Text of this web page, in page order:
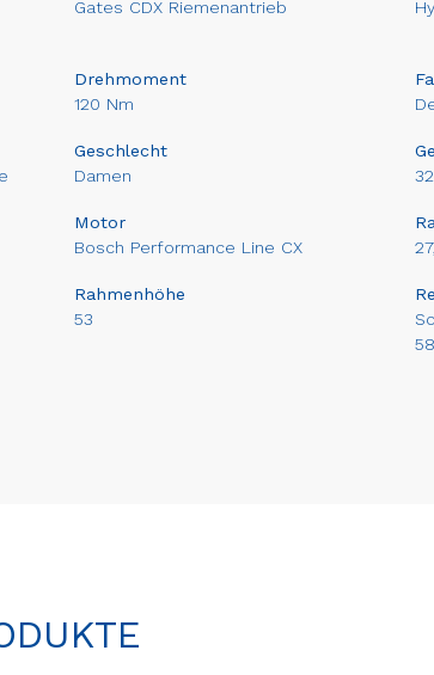
Gates CDX Riemenantrieb
Drehmoment
120 Nm
Geschlecht
Damen
Motor
Bosch Performance Line CX
Rahmenhöhe
53